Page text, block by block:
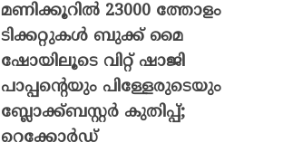
മണിക്കൂറിൽ 23000 ത്തോളം
ടിക്കറ്റുകൾ ബുക്ക് മൈ
ഷോയിലൂടെ വിറ്റ് ഷാജി
പാപ്പന്റെയും പിള്ളേരുടെയും
ബ്ലോക്ക്ബസ്റ്റർ കുതിപ്പ്;
റെക്കോർഡ്